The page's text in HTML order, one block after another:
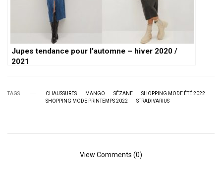
Jupes tendance pour l’automne – hiver 2020 /
2021
TAGS CHAUSSURES MANGO SÉZANE
SHOPPING MODE ÉTÉ 2022
SHOPPING MODE PRINTEMPS 2022
STRADIVARIUS
View Comments (0)